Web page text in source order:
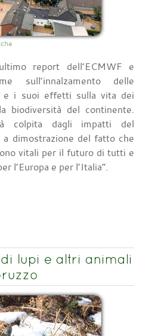
report dell’ECMWF e
sull’innalzamento delle
e i suoi effetti sulla vita dei
biodiversità del continente.
colpita dagli impatti del
a dimostrazione del fatto che
vitali per il futuro di tutti e
l’Europa e per l’Italia”.
lupi e altri animali